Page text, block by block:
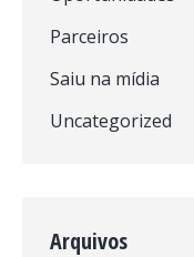
Parceiros
Saiu na mídia
Uncategorized
Arquivos